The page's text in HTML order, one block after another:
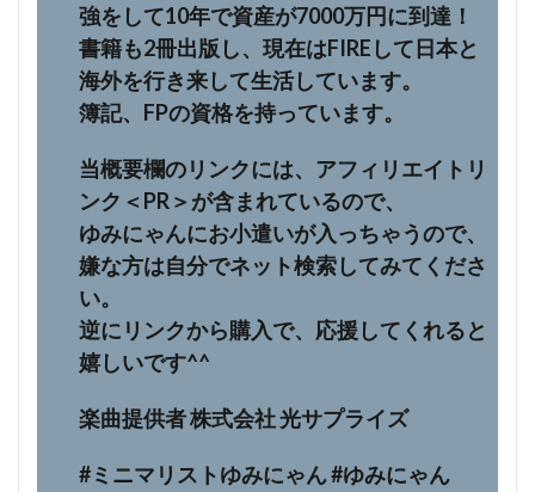
強をして10年で資産が7000万円に到達！
書籍も2冊出版し、現在はFIREして日本と
海外を行き来して生活しています。
簿記、FPの資格を持っています。
当概要欄のリンクには、アフィリエイトリ
ンク＜PR＞が含まれているので、
ゆみにゃんにお小遣いが入っちゃうので、
嫌な方は自分でネット検索してみてくださ
い。
逆にリンクから購入で、応援してくれると
嬉しいです^^
楽曲提供者 株式会社 光サプライズ
#ミニマリストゆみにゃん #ゆみにゃん